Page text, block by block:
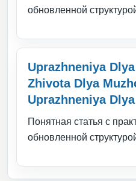
обновленной
Uprazhneniya
Zhivota Dlya
Uprazhneniya Dlya
Понятная статья с
обновленной